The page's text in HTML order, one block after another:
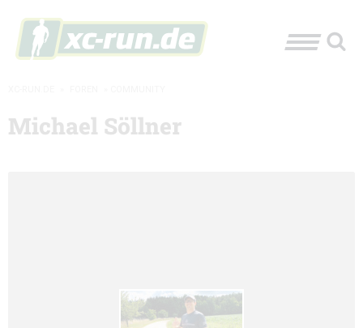
Michael Söllner